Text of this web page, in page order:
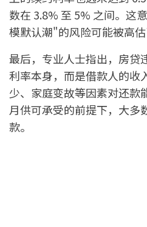
数在 3.8% 至 5% 之间。这
模默认潮"的风险可能被高估
最后，专业人士指出，房贷
利率本身，而是借款人的
少、家庭变故等因素对还款
月供可承受的前提下，大多
款。